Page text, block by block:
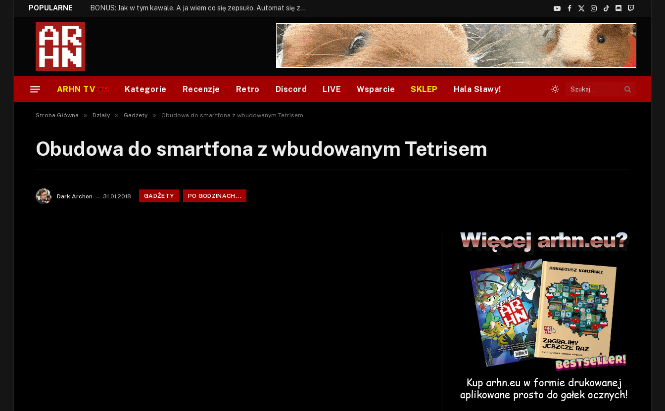
POPULARNE BONUS: Jak w tym kawale. A ja wiem co się zepsuło. Automat się zepsuł.
YouTube
Facebook
X
(Twitter)
Instagram
TikTokDiscordTwitch
ARHN TV Kategorie Recenzje Retro Discord LIVE Wsparcie SKLEP Hala Sławy!
Strona Główna » Działy » Gadżety » Obudowa do smartfona z wbudowanym Tetrisem
Obudowa do smartfona z wbudowanym Tetrisem
Dark Archon 31.01.2018 GADŻETY PO GODZINACH...